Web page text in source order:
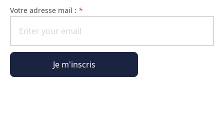
Votre adresse mail : *
Je m'inscris